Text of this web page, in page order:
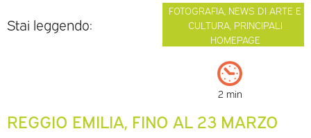
Stai leggendo:
FOTOGRAFIA NEWS DI ARTE E
CULTURA, PRINCIPALI
HOMEPAGE
2 min
REGGIO EMILIA, FINO AL 23 MARZO